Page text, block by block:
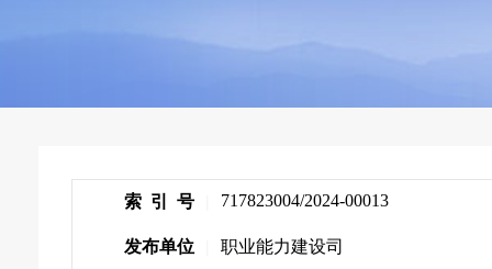
索 引 号 717823004/2024-00013
发布单位 职业能力建设司